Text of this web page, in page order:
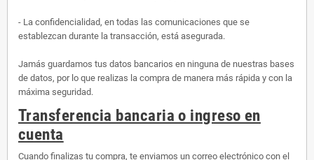
- La confidencialidad, en todas las comunicaciones que se
establezcan durante la transacción, está asegurada.
Jamás guardamos tus datos bancarios en ninguna de nuestras bases
de datos, por lo que realizas la compra de manera más rápida y con la
máxima seguridad.
Transferencia bancaria o ingreso en
cuenta
Cuando finalizas tu compra, te enviamos un correo electrónico con el